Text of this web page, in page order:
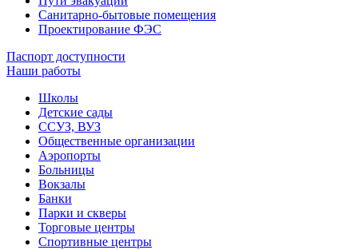
Санитарно-бытовые помещения
Проектирование ФЭС
Паспорт доступности
Наши работы
Школы
Детские сады
ССУЗ, ВУЗ
Общественные организации
Аэропорты
Больницы
Вокзалы
Банки
Парки и скверы
Торговые центры
Спортивные центры